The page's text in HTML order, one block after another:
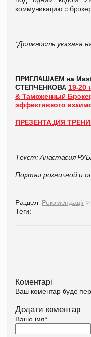
коммуникацию с
*Должность указана
ПРИГЛАШАЕМ на
СТЕПЧЕНКОВА 19-20
& Таможенный
эффективного
ПРЕЗЕНТАЦИЯ
Текст: Анастасия
Портал розничной и
Раздел: Рекомендації >
Теги:
Коментарі
Ваш коментар буде
Додати коментар
Ваше імя*